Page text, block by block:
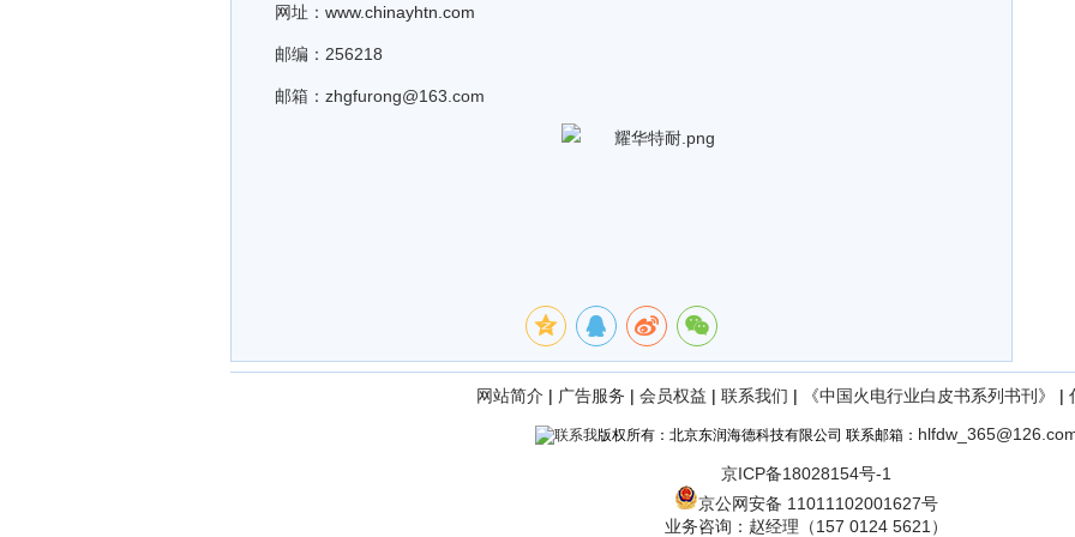
网址： www.chinayhtn.com
邮编：256218
邮箱：zhgfurong@163.com
网站简介 | 广告服务 | 会员权益 | 联系我们 | 《中国火电行业白皮书系列书刊》 |
版权所有：北京东润海德科技有限公司 联系邮箱：
京ICP备18028154号-1
京公网安备 11011102001627号
业务咨询：赵经理（157 0124 5621）